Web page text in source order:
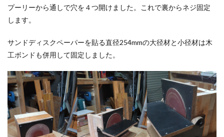
プーリーから通しで穴を４つ開けました。これで裏からネジ固定
します。
サンドディスクペーパーを貼る直径254mmの大径材と小径材は木
工ボンドも併用して固定しました。